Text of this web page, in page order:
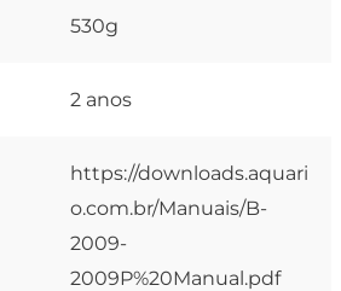
530g
2 anos
https://downloads.aquari
o.com.br/Manuais/B-
2009-
2009P%20Manual.pdf